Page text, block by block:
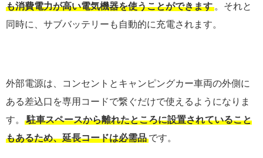
も消費電力が高い電気機器を使うことができます 。それと
同時に、サブバッテリーも自動的に充電されます。
外部電源は、コンセントとキャンピングカー車両の外側に
ある差込口を専用コードで繋ぐだけで使えるようになりま
す。
駐車スペースから離れたところに設置されていること
もあるため、延長コードは必需品 です。